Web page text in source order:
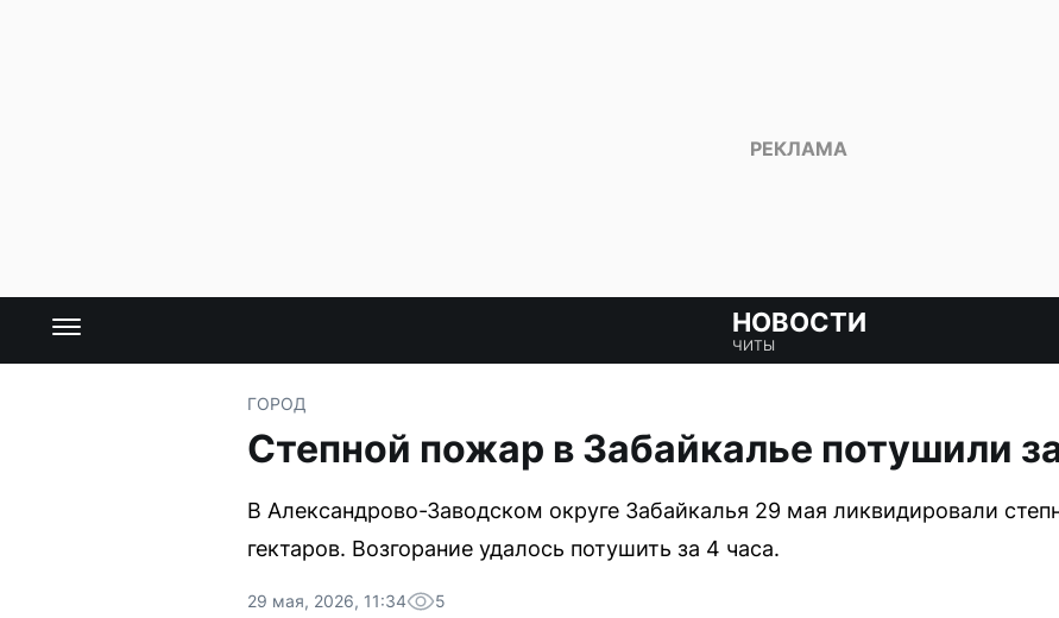
НОВОСТИ
ЧИТЫ
ГОРОД
Степной пожар в Забайкалье потушили
В Александрово-Заводском округе Забайкалья 29 мая ликвидировали
гектаров. Возгорание удалось потушить за 4 часа.
29 мая, 2026, 11:34 5